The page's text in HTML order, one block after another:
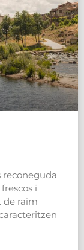
reconeguda
i
de raïm